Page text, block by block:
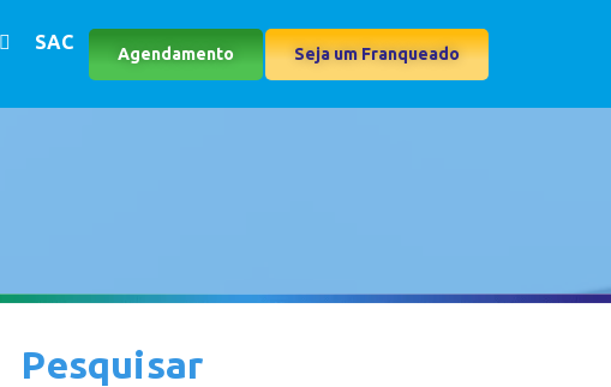
SAC
Agendamento Seja um Franqueado
Pesquisar